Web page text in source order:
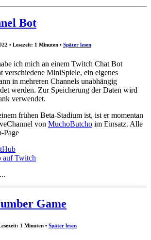
Bot
• Lesezeit: 1 Minuten • Später lesen
ich mich an einem Twitch Chat Bot
verschiedene MiniSpiele, ein eigenes
in mehreren Channels unabhängig
werden. Zur Speicherung der Daten wird
verwendet.
frühen Beta-Stadium ist, ist er momentan
von MuchoButcho im Einsatz. Alle
Page
auf Twitch
Game
1 Minuten • Später lesen